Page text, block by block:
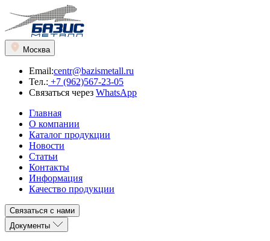
Москва
Email:centr@bazismetall.ru
Тел.: +7 (962)567-23-05
Связаться через WhatsApp
Главная
О компании
Каталог продукции
Новости
Статьи
Контакты
Информация
Качество продукции
Связаться с нами
Документы